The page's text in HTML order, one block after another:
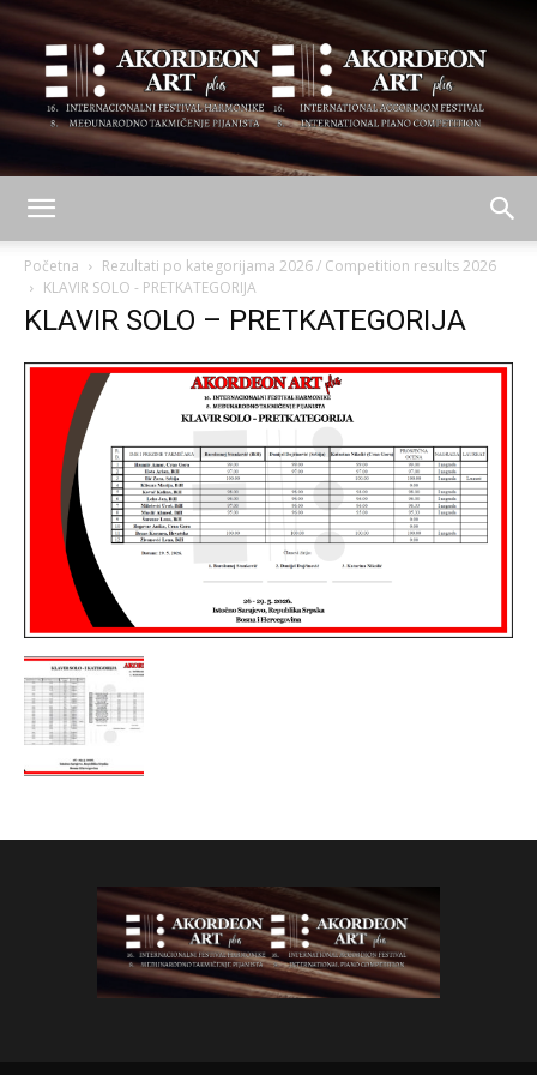
ART
plus
Početna
Rezultati po kategorijama 2026 / Competition results 2026
KLAVIR SOLO - PRETKATEGORIJA
KLAVIR SOLO – PRETKATEGORIJA